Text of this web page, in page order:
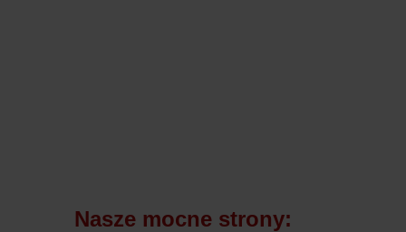
Nasze mocne strony: